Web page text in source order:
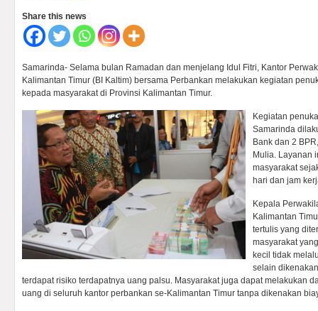
Share this news
Samarinda- Selama bulan Ramadan dan menjelang Idul Fitri, Kantor
Kalimantan Timur (BI Kaltim) bersama Perbankan melakukan kegiatan
kepada masyarakat di Provinsi Kalimantan Timur.
Kegiatan
Samarinda
Bank dan 2
Mulia. Layanan
masyarakat
hari dan jam
Kepala
Kalimantan
tertulis yang
masyarakat
kecil tidak
selain
terdapat risiko terdapatnya uang palsu. Masyarakat juga dapat melakukan
uang di seluruh kantor perbankan se-Kalimantan Timur tanpa dikenakan